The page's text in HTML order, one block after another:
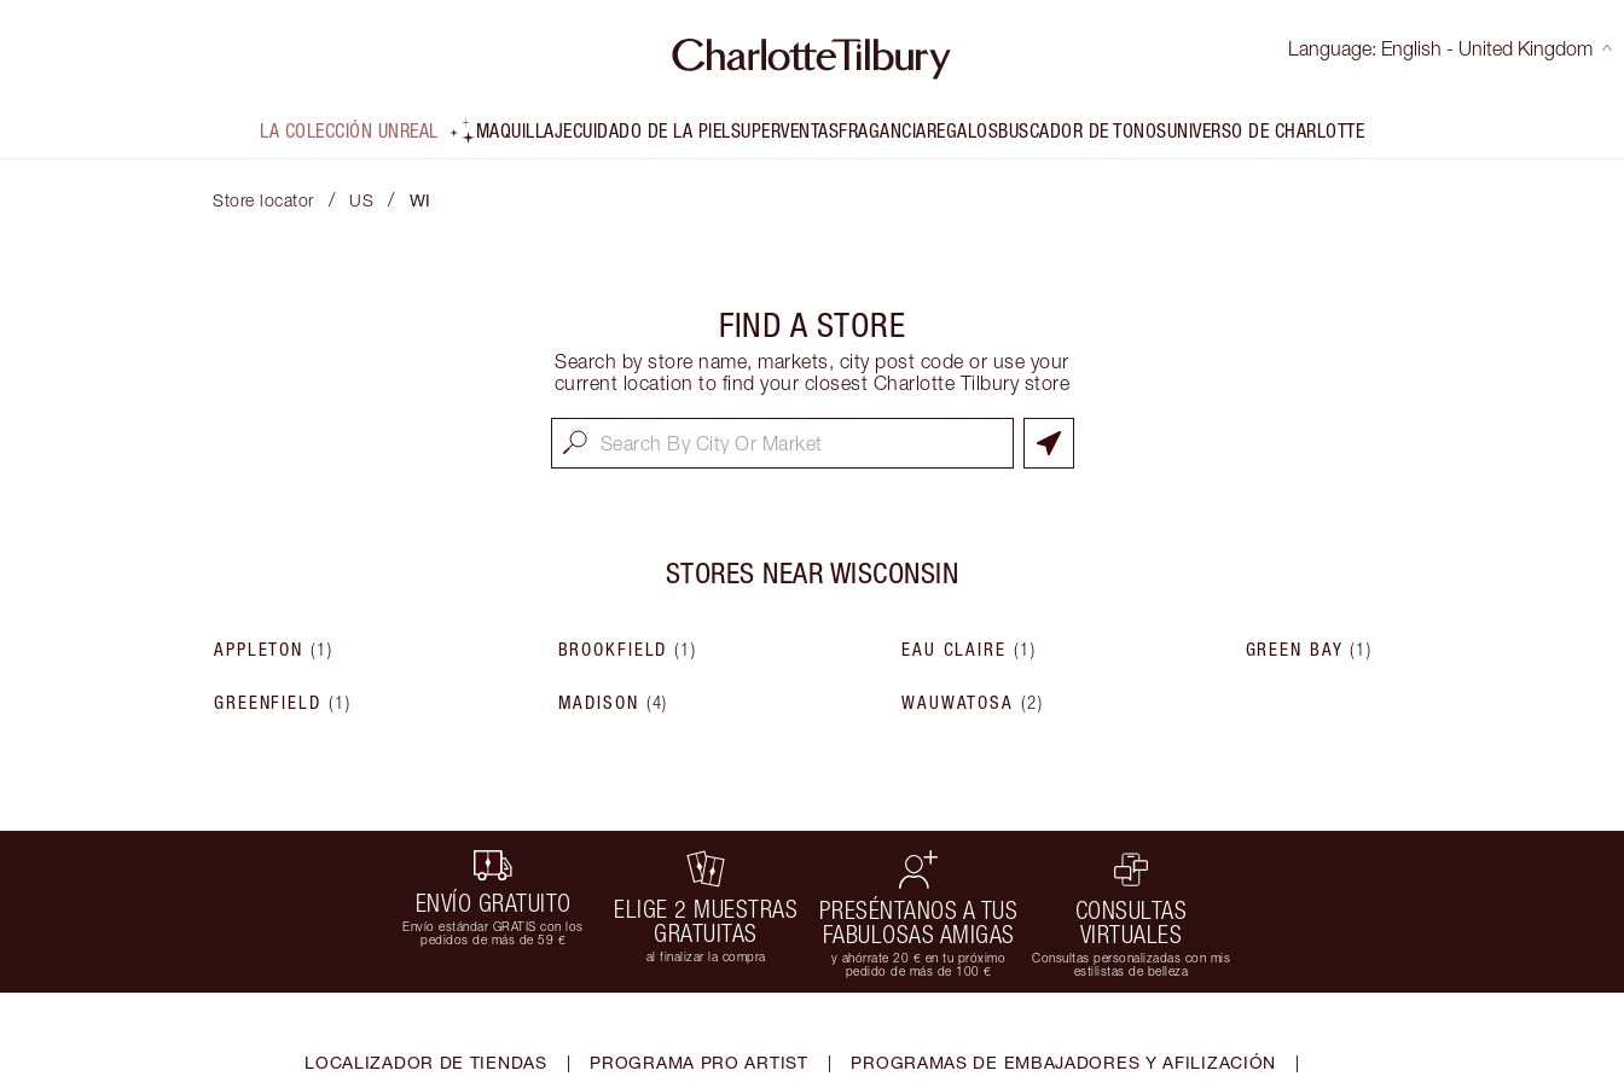
Language: English - United Kingdom
LA COLECCIÓN UNREAL MAQUILLAJECUIDADO DE LA PIELSUPERVENTASFRAGANCIAREGALOSBUSCADOR DE TONOSUNIVERSO DE CHARLOTTE
Store locator / US / WI
FIND A STORE
Search by store name, markets, city post code or use your
current location to find your closest Charlotte Tilbury store
STORES NEAR WISCONSIN
APPLETON (1 ) BROOKFIELD (1) EAU CLAIRE (1 ) GREEN BAY (1)
GREENFIELD (1 ) MADISON (4) WAUWATOSA (2)
ENVÍO GRATUITO
Envío estándar GRATIS con los
pedidos de más de 59 €
ELIGE 2 MUESTRAS
GRATUITAS
al finalizar la compra
PRESÉNTANOS A TUS
FABULOSAS AMIGAS
y ahórrate 20 € en tu próximo
pedido de más de 100 €
CONSULTAS
VIRTUALES
Consultas personalizadas con mis
estilistas de belleza
LOCALIZADOR DE TIENDAS PROGRAMA PRO ARTIST PROGRAMAS DE EMBAJADORES Y AFILIZACIÓN